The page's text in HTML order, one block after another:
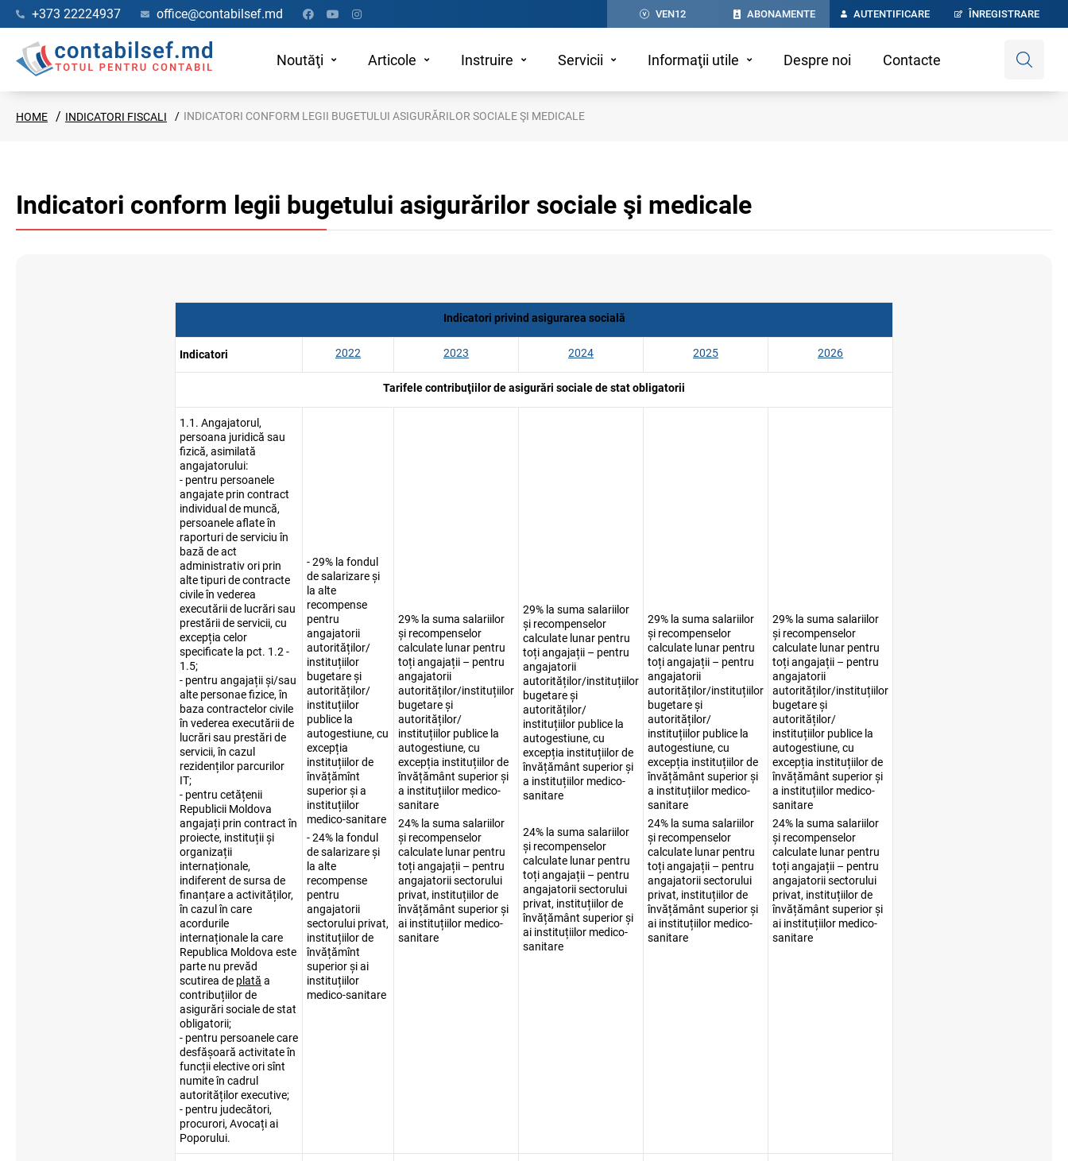
+373 22224937 office@contabilsef.md VEN12 ABONAMENTE AUTENTIFICARE ÎNREGISTRARE
Noutăţi Articole Instruire Servicii Informaţii utile Despre noi Contacte
HOME INDICATORI FISCALI INDICATORI CONFORM LEGII BUGETULUI ASIGURĂRILOR SOCIALE ŞI MEDICALE
Indicatori conform legii bugetului asigurărilor sociale şi medicale
Indicatori privind asigurarea socială
Indicatori 2022 2023 2024 2025 2026
Tarifele contribuţiilor de asigurări sociale de stat obligatorii
1.1. Angajatorul,
persoana juridică sau
fizică, asimilată
angajatorului:
- pentru persoanele
angajate prin contract
individual de muncă,
persoanele aflate în
raporturi de serviciu în
bază de act
administrativ ori prin
alte tipuri de contracte
civile în vederea
executării de lucrări sau
prestării de servicii, cu
excepția celor
specificate la pct. 1.2 -
1.5;
- pentru angajații și/sau
alte personae fizice, în
baza contractelor civile
în vederea executării de
lucrări sau prestări de
servicii, în cazul
rezidenților parcurilor
IT;
- pentru cetățenii
Republicii Moldova
angajați prin contract în
proiecte, instituții și
organizații
internaționale,
indiferent de sursa de
finanțare a activităților,
în cazul în care
acordurile
internaționale la care
Republica Moldova este
parte nu prevăd
scutirea de plată a
contribuțiilor de
asigurări sociale de stat
obligatorii;
- pentru persoanele care
desfășoară activitate în
funcții elective ori sînt
numite în cadrul
autorităților executive;
- pentru judecători,
procurori, Avocați ai
Poporului.
- 29% la fondul
de salarizare și
la alte
recompense
pentru
angajatorii
autorităților/
instituțiilor
bugetare și
autorităților/
instituțiilor
publice la
autogestiune, cu
excepția
instituțiilor de
învățămînt
superior și a
instituțiilor
medico-sanitare
- 24% la fondul
de salarizare și
la alte
recompense
pentru
angajatorii
sectorului privat,
instituțiilor de
învățămînt
superior și ai
instituțiilor
medico-sanitare
29% la suma salariilor
și recompenselor
calculate lunar pentru
toți angajații – pentru
angajatorii
autorităților/instituțiilor
bugetare și
autorităților/
instituțiilor publice la
autogestiune, cu
excepția instituțiilor de
învățământ superior și
a instituțiilor medico-
sanitare
24% la suma salariilor
și recompenselor
calculate lunar pentru
toți angajații – pentru
angajatorii sectorului
privat, instituțiilor de
învățământ superior și
ai instituțiilor medico-
sanitare
29% la suma salariilor
și recompenselor
calculate lunar pentru
toți angajații – pentru
angajatorii
autorităților/instituțiilor
bugetare și
autorităților/
instituțiilor publice la
autogestiune, cu
excepția instituțiilor de
învățământ superior și
a instituțiilor medico-
sanitare
24% la suma salariilor
și recompenselor
calculate lunar pentru
toți angajații – pentru
angajatorii sectorului
privat, instituțiilor de
învățământ superior și
ai instituțiilor medico-
sanitare
29% la suma salariilor
și recompenselor
calculate lunar pentru
toți angajații – pentru
angajatorii
autorităților/instituțiilor
bugetare și
autorităților/
instituțiilor publice la
autogestiune, cu
excepția instituțiilor de
învățământ superior și
a instituțiilor medico-
sanitare
24% la suma salariilor
și recompenselor
calculate lunar pentru
toți angajații – pentru
angajatorii sectorului
privat, instituțiilor de
învățământ superior și
ai instituțiilor medico-
sanitare
29% la suma salariilor
și recompenselor
calculate lunar pentru
toți angajații – pentru
angajatorii
autorităților/instituțiilor
bugetare și
autorităților/
instituțiilor publice la
autogestiune, cu
excepția instituțiilor de
învățământ superior și
a instituțiilor medico-
sanitare
24% la suma salariilor
și recompenselor
calculate lunar pentru
toți angajații – pentru
angajatorii sectorului
privat, instituțiilor de
învățământ superior și
ai instituțiilor medico-
sanitare